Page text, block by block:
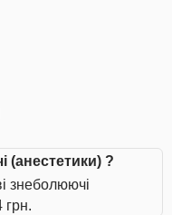
(анестетики) ?
знеболюючі
грн.